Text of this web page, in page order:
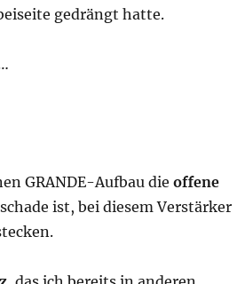
gedrängt hatte.
GRANDE-Aufbau die offene
ist, bei diesem Verstärker